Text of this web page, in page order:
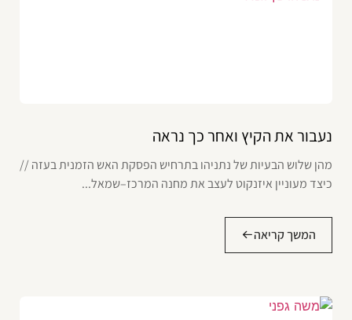
נעבור את הקיץ ואחר כך נראה
מהן שלוש הבעיות של נתניהו בתרחיש הפסקת האש הזמנית בעזה //
כיצד מעוניין איזנקוט לעצב את מחנה המרכז–שמאל...
המשך קריאה